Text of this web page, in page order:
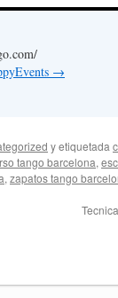
→
y etiquetada
tango barcelona,
, zapatos tango